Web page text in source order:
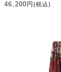
46,200円(税込)